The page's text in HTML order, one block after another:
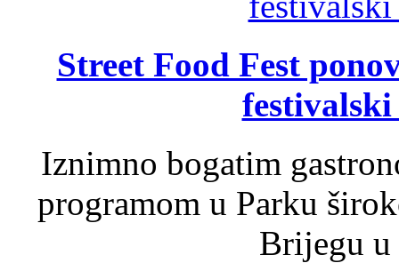
Street Food Fest
Iznimno bogatim
programom u Parku
Brijegu u